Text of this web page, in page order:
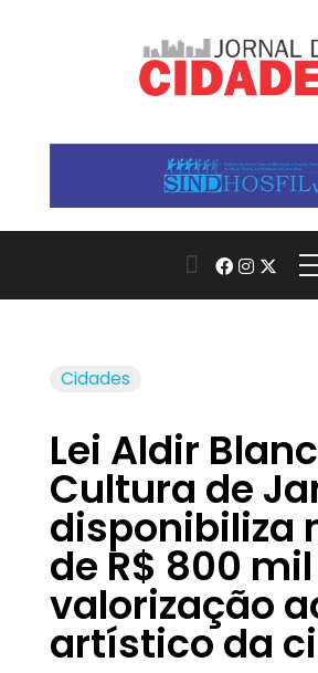
Cidades
Lei Aldir
Cultura de
disponibiliza
de R$ 800
valorização
artístico da